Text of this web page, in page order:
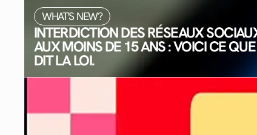
WHAT'S NEW?
INTERDICTION DES RÉSEAUX
AUX MOINS DE 15 ANS : VOICI CE QUE
DIT LA LOI.